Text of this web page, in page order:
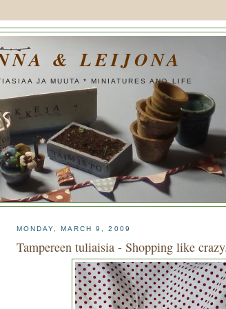
& LEIJONA
JA MUUTA * MINIATURES AND LIFE
MONDAY, MARCH 9, 2009
Tampereen tuliaisia - Shopping like